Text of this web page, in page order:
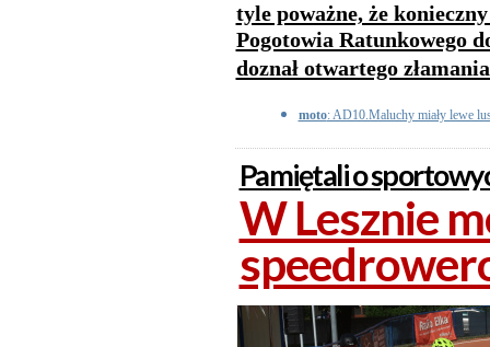
tyle poważne, że
Pogotowia Ratunkowego
doznał otwartego
moto: AD10.Maluchy miały lewe
Pamiętali o
W Lesznie